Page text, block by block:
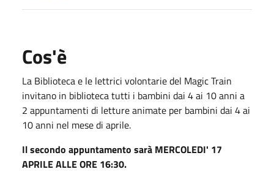
Cos'è
La Biblioteca e le lettrici volontarie del Magic Train
invitano in biblioteca tutti i bambini dai 4 ai 10 anni a
2 appuntamenti di letture animate per bambini dai 4 ai
10 anni nel mese di aprile.
Il secondo appuntamento sarà MERCOLEDI' 17
APRILE ALLE ORE 16:30.